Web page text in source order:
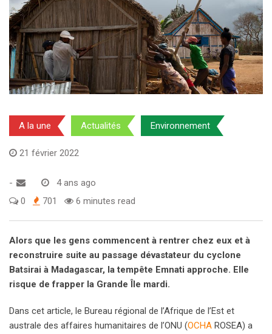
A la une Actualités Environnement
21 février 2022
-
4 ans ago
0
701 6 minutes read
Alors que les gens commencent à rentrer chez eux et à
reconstruire suite au passage dévastateur du cyclone
Batsirai à Madagascar, la tempête Emnati approche. Elle
risque de frapper la Grande Île mardi.
Dans cet article, le Bureau régional de l’Afrique de l’Est et
australe des affaires humanitaires de l’ONU (OCHA ROSEA) a